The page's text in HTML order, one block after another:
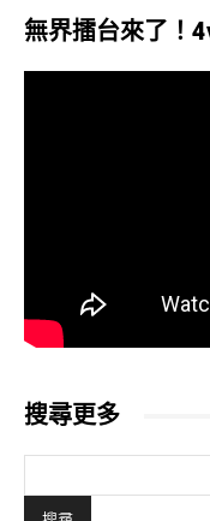
無界擂台來了！
搜尋更多